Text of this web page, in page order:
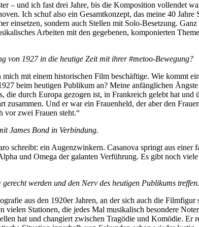
– und ich fast drei Jahre, bis die Komposition vollendet
Ich schuf also ein Gesamtkonzept, das meine 40
einsetzen, sondern auch Stellen mit Solo-Besetzung.
Arbeiten mit den gegebenen, komponierten
von 1927 in die heutige Zeit mit ihrer #metoo-Bewegung?
mit einem historischen Film beschäftige. Wie kommt
beim heutigen Publikum an? Meine anfänglichen
die durch Europa gezogen ist, in Frankreich gelebt hat
Und er war ein Frauenheld, der aber den
vor zwei Frauen steht.“
James Bond in Verbindung.
schreibt: ein Augenzwinkern. Casanova springt aus einer
und Omega der galanten Verführung. Es gibt noch
werden und den Nerv des heutigen Publikums treffen.
aus den 1920er Jahren, an der sich auch die
vielen Stationen, die jedes Mal musikalisch besondere
hat und changiert zwischen Tragödie und Komödie. Er